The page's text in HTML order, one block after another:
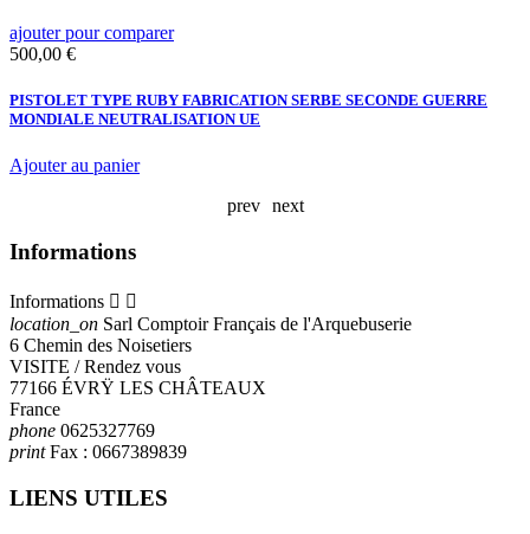
ajouter pour comparer
Prix
500,00 €
PISTOLET TYPE RUBY FABRICATION SERBE SECONDE GUERRE
MONDIALE NEUTRALISATION UE
Ajouter au panier
prev next
Informations
Informations  
location_on Sarl Comptoir Français de l'Arquebuserie
6 Chemin des Noisetiers
VISITE / Rendez vous
77166 ÉVRŸ LES CHÂTEAUX
France
phone 0625327769
printFax : 0667389839
LIENS UTILES